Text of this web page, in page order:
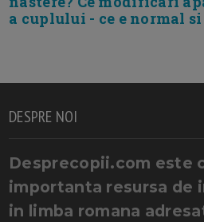
a cuplului - ce e normal si
DESPRE NOI
Desprecopii.com este
importanta resursa de
in limba romana